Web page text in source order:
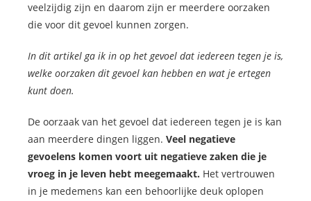
veelzijdig zijn en daarom zijn er meerdere oorzaken
die voor dit gevoel kunnen zorgen.
In dit artikel ga ik in op het gevoel dat iedereen tegen je is,
welke oorzaken dit gevoel kan hebben en wat je ertegen
kunt doen.
De oorzaak van het gevoel dat iedereen tegen je is kan
aan meerdere dingen liggen. Veel negatieve
gevoelens komen voort uit negatieve zaken die je
vroeg in je leven hebt meegemaakt. Het vertrouwen
in je medemens kan een behoorlijke deuk oplopen